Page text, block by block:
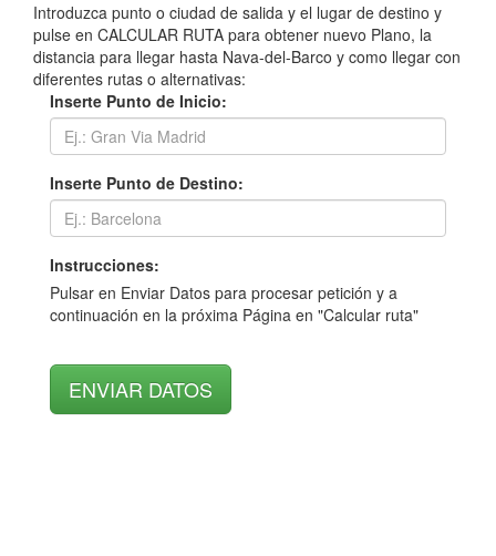
Introduzca punto o ciudad de salida y el lugar de destino y
pulse en CALCULAR RUTA para obtener nuevo Plano, la
distancia para llegar hasta Nava-del-Barco y como llegar con
diferentes rutas o alternativas:
Inserte Punto de Inicio:
Inserte Punto de Destino:
Instrucciones:
Pulsar en Enviar Datos para procesar petición y a
continuación en la próxima Página en "Calcular ruta"